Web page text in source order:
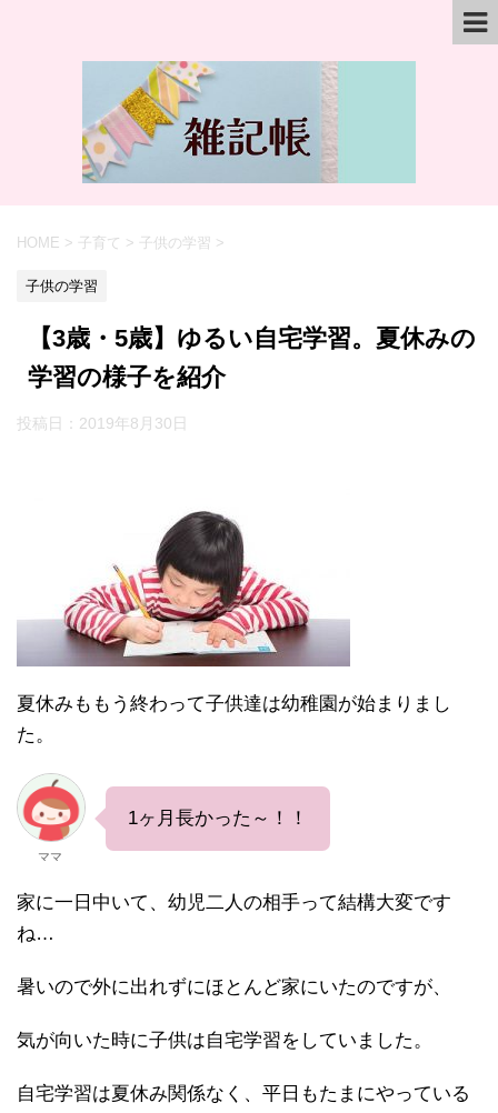
HOME > 子育て > 子供の学習 >
子供の学習
【3歳・5歳】ゆるい自宅学習。夏休みの
学習の様子を紹介
投稿日： 2019年8月30日
夏休みももう終わって子供達は幼稚園が始まりまし
た。
ママ
1ヶ月長かった～！！
家に一日中いて、幼児二人の相手って結構大変です
ね…
暑いので外に出れずにほとんど家にいたのですが、
気が向いた時に子供は自宅学習をしていました。
自宅学習は夏休み関係なく、平日もたまにやっている